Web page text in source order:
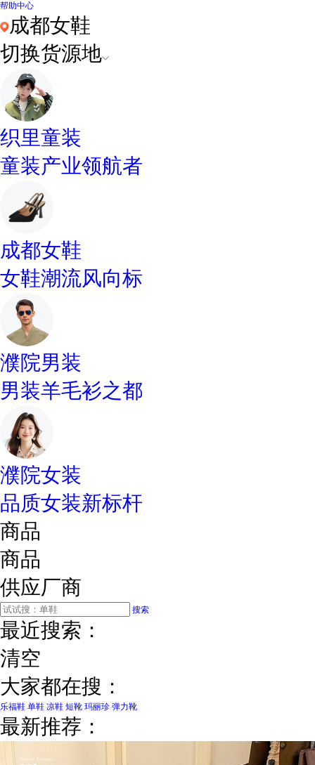
帮助中心
成都女鞋
切换货源地
织里童装
童装产业领航者
成都女鞋
女鞋潮流风向标
濮院男装
男装羊毛衫之都
濮院女装
品质女装新标杆
商品
商品
供应厂商
搜索
最近搜索：
清空
大家都在搜：
乐福鞋 单鞋 凉鞋 短靴 玛丽珍 弹力靴
最新推荐：